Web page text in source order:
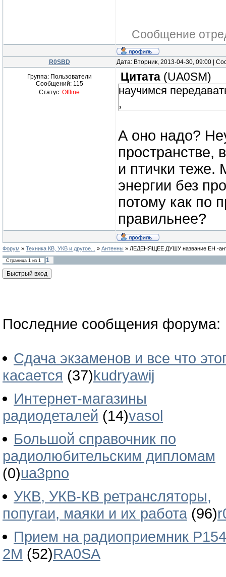
Сообщение
R0SBD Дата: Вторник, 2013-04-30, 09:00 |
Группа: Пользователи
Сообщений: 115
Статус: Offline
Цитата (UA0SM)
научимся
,
А оно надо?
пространстве,
и птички теже.
энергии без
потому как по
правильнее?
Форум » Техника КВ, УКВ и другое... » Антенны » ЛЕДЕНЯЩЕЕ ДУШУ название EH -
Страница 1 из 1 1
Последние сообщения форума:
Сдача экзаменов и все что
касается (37)kudryawij
Интернет-магазины
радиодеталей (14)vasol
Большой справочник по
радиолюбительским дипломам
(0)ua3pno
УКВ, УКВ-КВ ретрансляторы,
попугаи, маяки и их работа (96)
Прием на радиоприемник
2М (52)RA0SA